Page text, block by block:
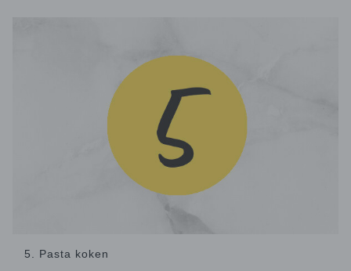
5. Pasta koken